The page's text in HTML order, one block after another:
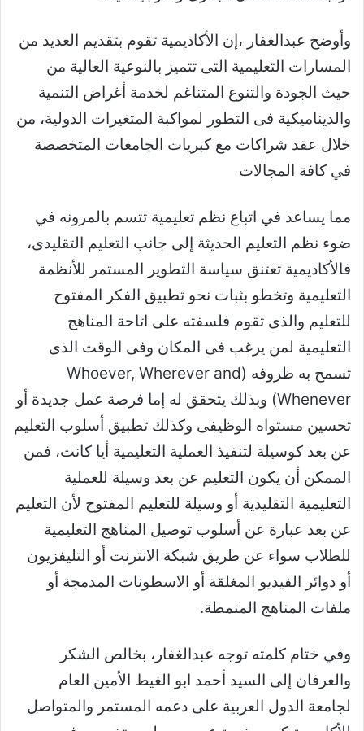
وأوضح عبدالغفار ،إن الأكاديمية تقوم بتقديم العديد من
المسارات التعليمية التى تتميز بالنوعية العالية من
حيث الجودة والتنوع المتناغم لخدمة أغراض التنمية
والديناميكية فى التطور لمواكبة المتغيرات الدولية، من
خلال عقد شراكات مع كبريات الجامعات المتخصصة
في كافة المجالات
مما يساعد في اتباع نظم تعليمية تتسم بالمرونه في
ضوء نظم التعليم الحديثة إلى جانب التعليم التقليدى،
فالأكاديمية تعتنق سياسة التطوير المستمر للأنظمة
التعليمية وتخطو بثبات نحو تطبيق الفكر المفتوح
للتعليم والذى تقوم فلسفته على اتاحة المناهج
التعليمية لمن يرغب فى المكان وفى الوقت الذى
تسمح به ظروفه (Whoever, Wherever and
Whenever) وبذلك يتحقق له إما فرصة عمل جديدة أو
تحسين مستواه الوظيفى وكذلك تطبيق أسلوب التعليم
عن بعد كوسيلة لتنفيذ العملية التعليمية أيا كانت، فمن
الممكن أن يكون التعليم عن بعد وسيلة للعملية
التعليمية التقليدية أو وسيلة للتعليم المفتوح لأن التعليم
عن بعد عبارة عن أسلوب توصيل المناهج التعليمية
للطلاب سواء عن طريق شبكة الانترنت أو التليفزيون
أو دوائر الفيديو المغلقة أو الاسطونات المدمجة أو
ملفات المناهج المنمطة.
وفي ختام كلمته توجه عبدالغفار، بخالص الشكر
والعرفان إلى السيد أحمد ابو الغيط الأمين العام
لجامعة الدول العربية على دعمه المستمر والمتواصل